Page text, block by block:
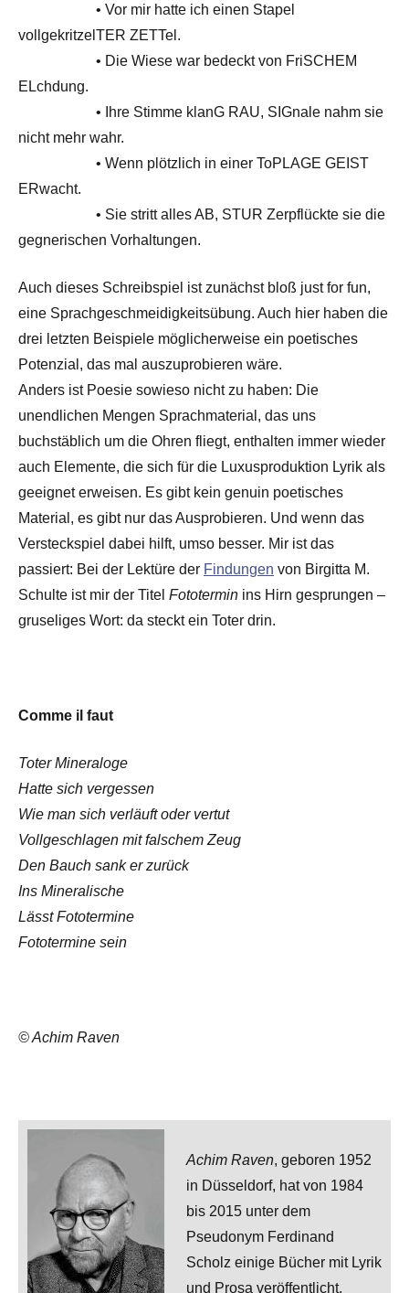
• Vor mir hatte ich einen Stapel
vollgekritzelTER ZETTel.
• Die Wiese war bedeckt von FriSCHEM
ELchdung.
• Ihre Stimme klanG RAU, SIGnale nahm sie
nicht mehr wahr.
• Wenn plötzlich in einer ToPLAGE GEIST
ERwacht.
• Sie stritt alles AB, STUR Zerpflückte sie die
gegnerischen Vorhaltungen.
Auch dieses Schreibspiel ist zunächst bloß just for fun,
eine Sprachgeschmeidigkeitsübung. Auch hier haben die
drei letzten Beispiele möglicherweise ein poetisches
Potenzial, das mal auszuprobieren wäre.
Anders ist Poesie sowieso nicht zu haben: Die
unendlichen Mengen Sprachmaterial, das uns
buchstäblich um die Ohren fliegt, enthalten immer wieder
auch Elemente, die sich für die Luxusproduktion Lyrik als
geeignet erweisen. Es gibt kein genuin poetisches
Material, es gibt nur das Ausprobieren. Und wenn das
Versteckspiel dabei hilft, umso besser. Mir ist das
passiert: Bei der Lektüre der Findungen von Birgitta M.
Schulte ist mir der Titel Fototermin ins Hirn gesprungen –
gruseliges Wort: da steckt ein Toter drin.
Comme il faut
Toter Mineraloge
Hatte sich vergessen
Wie man sich verläuft oder vertut
Vollgeschlagen mit falschem Zeug
Den Bauch sank er zurück
Ins Mineralische
Lässt Fototermine
Fototermine sein
© Achim Raven
Achim Raven, geboren 1952
in Düsseldorf, hat von 1984
bis 2015 unter dem
Pseudonym Ferdinand
Scholz einige Bücher mit Lyrik
und Prosa veröffentlicht.